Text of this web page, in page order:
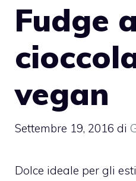
Fudge
vegan
Settembre 19, 2016 di
Dolce ideale per gli